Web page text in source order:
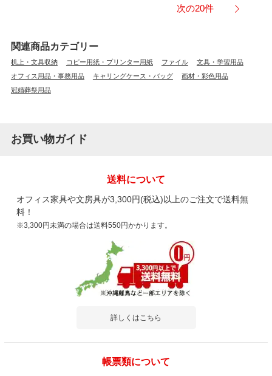
次の20件
関連商品カテゴリー
机上・文具収納 コピー用紙・プリンター用紙 ファイル
文具・学習用品
オフィス用品・事務用品
キャリングケース・バッグ
画材・彩色用品
冠婚葬祭用品
お買い物ガイド
送料について
オフィス家具や文房具が3,300円(税込)以上のご注文で送料無
料！
※3,300円未満の場合は送料550円かかります。
詳しくはこちら
帳票類について